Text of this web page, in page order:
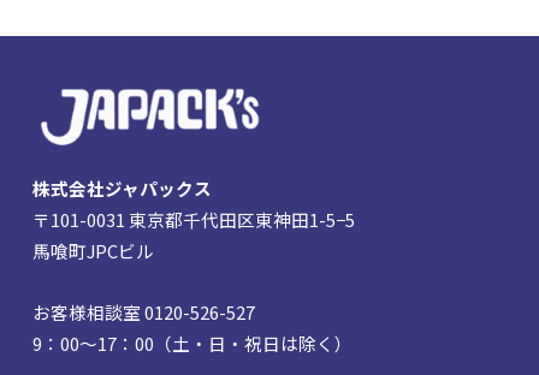
株式会社ジャパックス
〒101-0031 東京都千代田区東神田1-5−5
馬喰町JPCビル
お客様相談室 0120-526-527
9：00～17：00（土・日・祝日は除く）